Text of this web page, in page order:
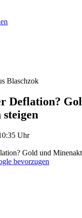
Blaschzok
Deflation?
Uhr
bevorzugen